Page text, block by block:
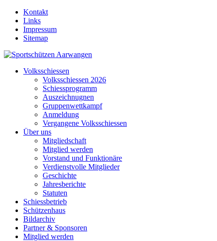
Kontakt
Links
Impressum
Sitemap
Volksschiessen
Volksschiessen 2026
Schiessprogramm
Auszeichnugnen
Gruppenwettkampf
Anmeldung
Vergangene Volksschiessen
Über uns
Mitgliedschaft
Mitglied werden
Vorstand und Funktionäre
Verdienstvolle Mitglieder
Geschichte
Jahresberichte
Statuten
Schiessbetrieb
Schützenhaus
Bildarchiv
Partner & Sponsoren
Mitglied werden